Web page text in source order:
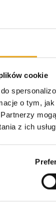
cookie
o tym,
z ich
5/5 - (1